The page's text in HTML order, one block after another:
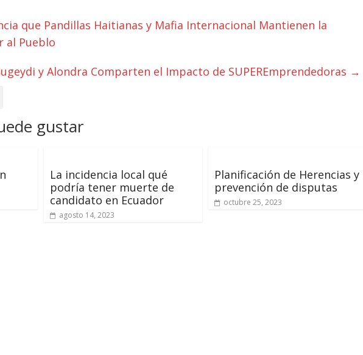
que Pandillas Haitianas y Mafia Internacional Mantienen la
al Pueblo
y Alondra Comparten el Impacto de SUPEREmprendedoras →
gustar
La incidencia local qué
podría tener muerte de
candidato en Ecuador
agosto 14, 2023
Planificación de Herencias y
prevención de disputas
octubre 25, 2023